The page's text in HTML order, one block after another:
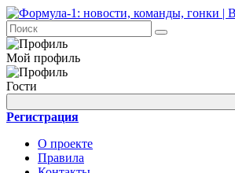
Мой профиль
Гости
Регистрация
О проекте
Правила